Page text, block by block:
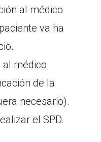
al médico
va ha
al médico
de la
necesario).
el SPD.